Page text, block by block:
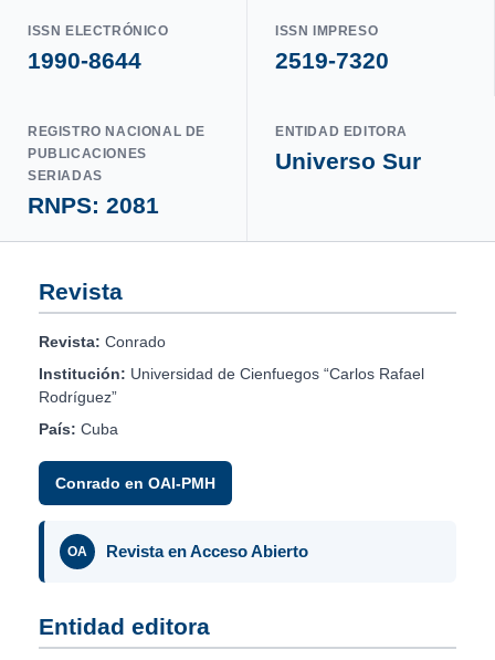
ISSN ELECTRÓNICO
1990-8644
ISSN IMPRESO
2519-7320
REGISTRO NACIONAL DE
PUBLICACIONES
SERIADAS
RNPS: 2081
ENTIDAD EDITORA
Universo Sur
Revista
Revista: Conrado
Institución: Universidad de Cienfuegos “Carlos Rafael
Rodríguez”
País: Cuba
Conrado en OAI-PMH
OA Revista en Acceso Abierto
Entidad editora